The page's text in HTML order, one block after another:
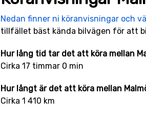
Nedan finner ni köranvisningar och
tillfället bäst kända bilvägen för att
Hur lång tid tar det att köra mellan
Cirka 17 timmar 0 min
Hur långt är det att köra mellan
Cirka 1 410 km